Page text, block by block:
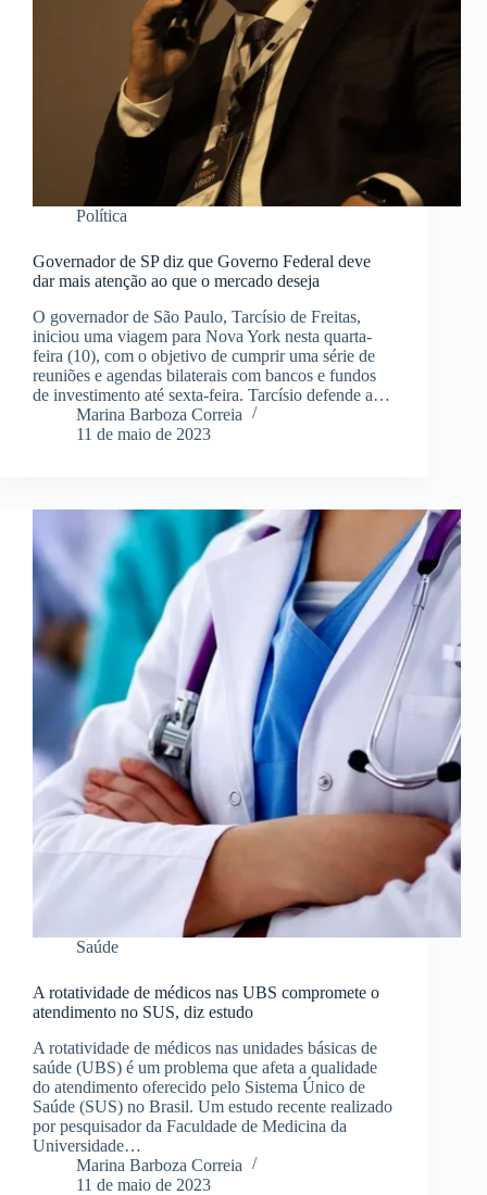
Política
Governador de SP diz que Governo Federal deve
dar mais atenção ao que o mercado deseja
O governador de São Paulo, Tarcísio de Freitas,
iniciou uma viagem para Nova York nesta quarta-
feira (10), com o objetivo de cumprir uma série de
reuniões e agendas bilaterais com bancos e fundos
de investimento até sexta-feira. Tarcísio defende a…
Marina Barboza Correia
11 de maio de 2023
Saúde
A rotatividade de médicos nas UBS compromete o
atendimento no SUS, diz estudo
A rotatividade de médicos nas unidades básicas de
saúde (UBS) é um problema que afeta a qualidade
do atendimento oferecido pelo Sistema Único de
Saúde (SUS) no Brasil. Um estudo recente realizado
por pesquisador da Faculdade de Medicina da
Universidade…
Marina Barboza Correia
11 de maio de 2023